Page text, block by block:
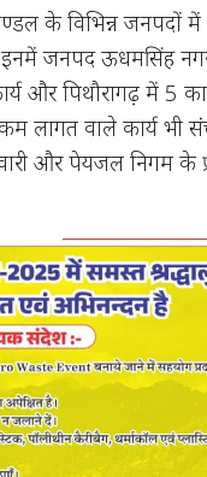
के विभिन्न जनपदों
जनपद ऊधमसिंह
और पिथौरागढ़ में 5
लागत वाले कार्य भी
और पेयजल निगम के